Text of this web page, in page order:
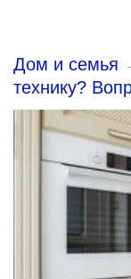
Дом и семья
технику?